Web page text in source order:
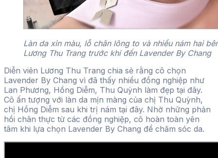
Làn da xỉn màu, lỗ chân lông to và nhiều nám hai
Lương Thu Trang trước khi đến Lavender By Chang
Diễn viên Lương Thu Trang chia sẻ rằng cô chọn
Lavender By Chang vì đã thấy nhiều đồng nghiệp như
Lan Phương, Hồng Diễm, Thu Quỳnh làm đẹp tại đây.
Cô ấn tượng với làn da mịn màng của chị Thu Quỳnh,
chị Hồng Diễm sau khi trị nám tại đây. Nhờ những phản
hồi chân thực từ các đồng nghiệp, cô hoàn toàn yên
tâm khi lựa chọn Lavender By Chang để chăm sóc da.